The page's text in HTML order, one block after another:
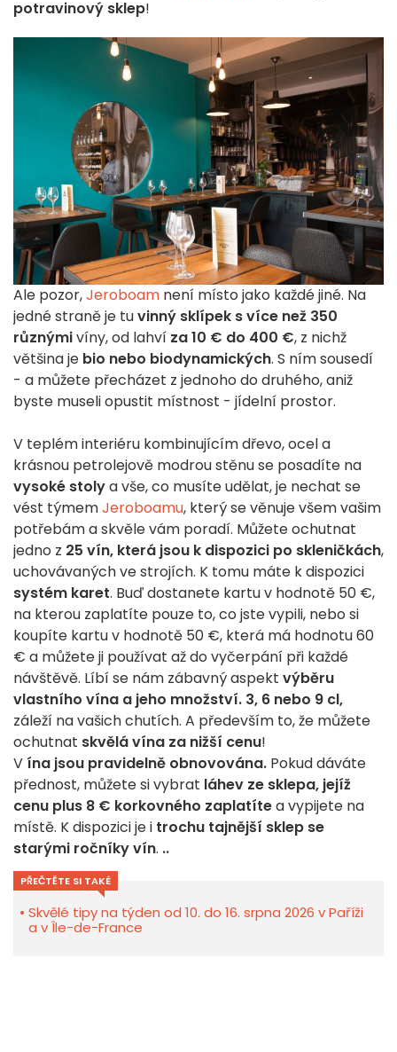
potravinový sklep!
Ale pozor,Jeroboam není místo jako každé jiné. Na
jedné straně je tuvinný sklípek s více než 350
různýmivíny, od lahví za 10 € do 400 €, z nichž
většina je bio nebo biodynamických. S ním sousedí
- a můžete přecházet z jednoho do druhého, aniž
byste museli opustit místnost - jídelní prostor.
V teplém interiéru kombinujícím dřevo, ocel a
krásnou petrolejově modrou stěnu se posadíte na
vysoké stolya vše, co musíte udělat, je nechat se
vést týmemJeroboamu, který se věnuje všem vašim
potřebám a skvěle vám poradí. Můžete ochutnat
jedno z 25 vín, která jsou k dispozici po skleničkách,
uchovávaných ve strojích. K tomu máte k dispozici
systém karet. Buď dostanete kartu v hodnotě 50 €,
na kterou zaplatíte pouze to, co jste vypili, nebo si
koupíte kartu v hodnotě 50 €, která má hodnotu 60
€ a můžete ji používat až do vyčerpání při každé
návštěvě. Líbí se nám zábavný aspekt výběru
vlastního vína a jeho množství. 3, 6 nebo 9 cl,
záleží na vašich chutích. A především to, že můžete
ochutnat skvělá vína za nižší cenu!
V ína jsou pravidelně obnovována. Pokud dáváte
přednost, můžete si vybrat láhev ze sklepa, jejíž
cenu plus 8 € korkovného zaplatítea vypijete na
místě. K dispozici je i trochu tajnější sklep se
starými ročníky vín. ..
PŘEČTĚTE SI TAKÉ
Skvělé tipy na týden od 10. do 16. srpna 2026 v Paříži
a v Île-de-France